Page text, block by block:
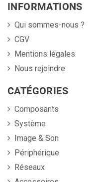
INFORMATIONS
Qui sommes-nous ?
CGV
Mentions légales
Nous rejoindre
CATÉGORIES
Composants
Système
Image & Son
Périphérique
Réseaux